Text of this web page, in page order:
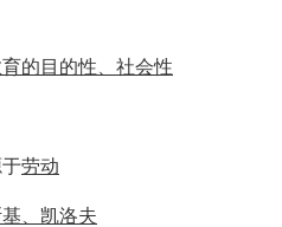
的目的性、社会性
于劳动
、凯洛夫